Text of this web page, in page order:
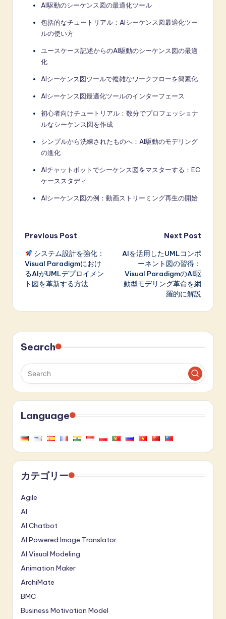
AI駆動のシーケンス図の最適化ツール
包括的なチュートリアル：AIシーケンス図最適化ツー
ルの使い方
ユースケース記述からのAI駆動のシーケンス図の最適
化
AIシーケンス図ツールで複雑なワークフローを簡素化
AIシーケンス図最適化ツールのインターフェース
初心者向けチュートリアル：数分でプロフェッショナ
ルなシーケンス図を作成
シンプルから洗練されたものへ：AI駆動のモデリング
の進化
AIチャットボットでシーケンス図をマスターする：EC
ケーススタディ
AIシーケンス図の例：動画ストリーミング再生の開始
Post
navigation
Previous Post
システム設計を強化：
Visual Paradigmにおけ
るAIがUMLデプロイメン
ト図を革新する方法
Next Post
AIを活用したUMLコンポ
ーネント図の習得：
Visual ParadigmのAI駆
動型モデリング革命を網
羅的に解説
Search
Language
カテゴリー
Agile
AI
AI Chatbot
AI Powered Image Translator
AI Visual Modeling
Animation Maker
ArchiMate
BMC
Business Motivation Model